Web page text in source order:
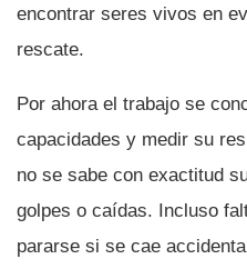
encontrar seres vivos en
rescate.
Por ahora el trabajo se
capacidades y medir su
no se sabe con exactitud
golpes o caí­das. Incluso
pararse si se cae